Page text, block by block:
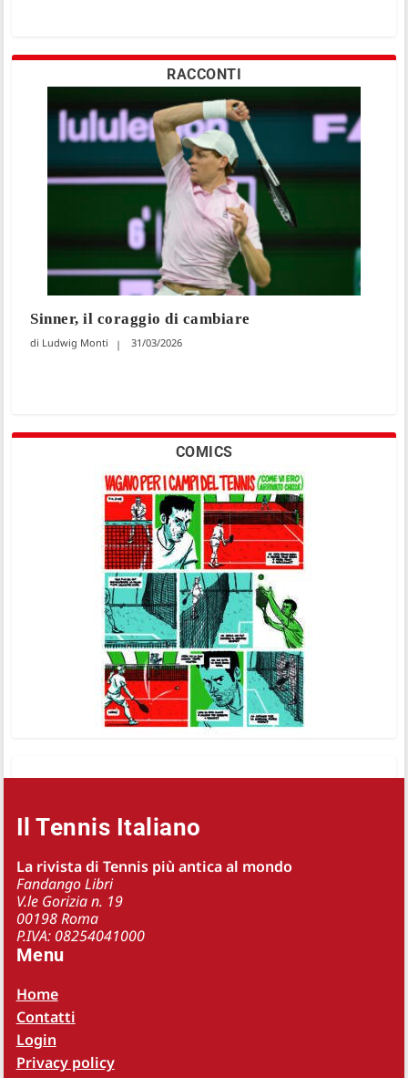
RACCONTI
Sinner, il coraggio di cambiare
Ludwig Monti 31/03/2026
COMICS
Il Tennis Italiano
La rivista di Tennis più antica al mondo
Fandango Libri
V.le Gorizia n. 19
00198 Roma
P.IVA: 08254041000
Menu
Home
Contatti
Login
Privacy policy